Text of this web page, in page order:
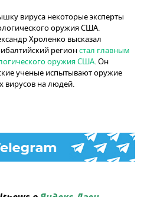
вируса некоторые эксперты
оружия США.
Хроленко высказал
регионстал главным
оружия США. Он
ученые испытывают оружие
вирусов на людей.